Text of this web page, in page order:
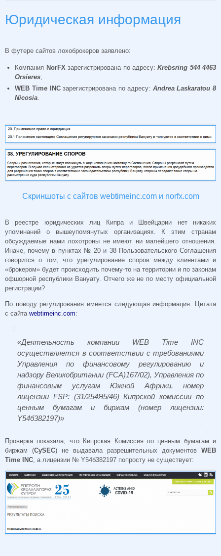
Юридическая информация
В футере сайтов лохоброкеров заявлено:
Компания NorFX зарегистрирована по адресу:Krebsring 544 4463
Orsieres;
WEB Time INCзарегистрирована по адресу: AndreaLaskaratou 8
Nicosia
Скриншоты с сайтов webtimeinc.com и norfx.com
В реестре юридических лиц Кипра и Швейцарии нет никаких
упоминаний о вышеупомянутых организациях. К этим странам
обсуждаемые нами лохотроны не имеют ни малейшего отношения.
Иначе, почему в пунктах № 20 и 38 Пользовательского Соглашения
говорится о том, что урегулирование споров между клиентами и
«брокером» будет происходить почему-то на территории и по законам
офшорной республики Вануату. Отчего же не по месту официальной
регистрации?
По поводу регулирования имеется следующая информация. Цитата
с сайта webtimeinc.com:
«Деятельность компании WEB Time INC
осуществляется в соответствии с требованиями
Управления по финансовому регулированию и
надзору Великобритании (FCA)167/02), Управления по
финансовым услугам Южной Африки, номер
лицензии FSP: (31/254Я5/46) Кипрской комиссии по
ценным бумагам и биржам (номер лицензии:
Y54б382197)»
Проверка показала, что Кипрская Комиссия по ценным бумагам и
биржам (CySEC) не выдавала разрешительных документов WEB
Time
INC , а лицензии № Y54б382197 попросту не существует: